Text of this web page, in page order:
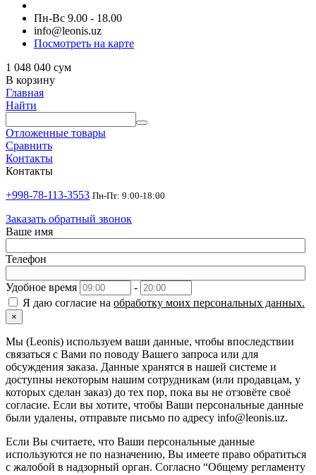
Пн-Вс 9.00 - 18.00
info@leonis.uz
Посмотреть на карте
1 048 040 сум
В корзину
Главная
Найти
Отложенные товары
Сравнить
Контакты
Контакты
+998-78-113-3553 Пн-Пт: 9:00-18:00
Заказать обратный звонок
Ваше имя
Телефон
Удобное время
-
Я даю согласие на обработку моих персональных данных.
×
Мы (Leonis) используем ваши данные, чтобы впоследствии
связаться с Вами по поводу Вашего запроса или для
обсуждения заказа. Данные хранятся в нашей системе и
доступны некоторым нашим сотрудникам (или продавцам, у
которых сделан заказ) до тех пор, пока вы не отзовёте своё
согласие. Если вы хотите, чтобы Ваши персональные данные
были удалены, отправьте письмо по адресу info@leonis.uz.
Если Вы считаете, что Ваши персональные данные
используются не по назначению, Вы имеете право обратиться
с жалобой в надзорный орган. Согласно “Общему регламенту